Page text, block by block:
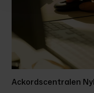
Ackordscentralen